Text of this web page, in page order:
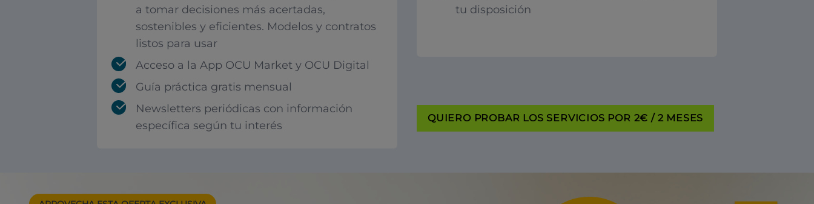
a tomar decisiones más acertadas,
sostenibles y eficientes. Modelos y contratos
listos para usar
Acceso a la App OCU Market y OCU Digital
Guía práctica gratis mensual
Newsletters periódicas con información
específica según tu interés
tu disposición
QUIERO PROBAR LOS SERVICIOS POR 2€ / 2 MESES